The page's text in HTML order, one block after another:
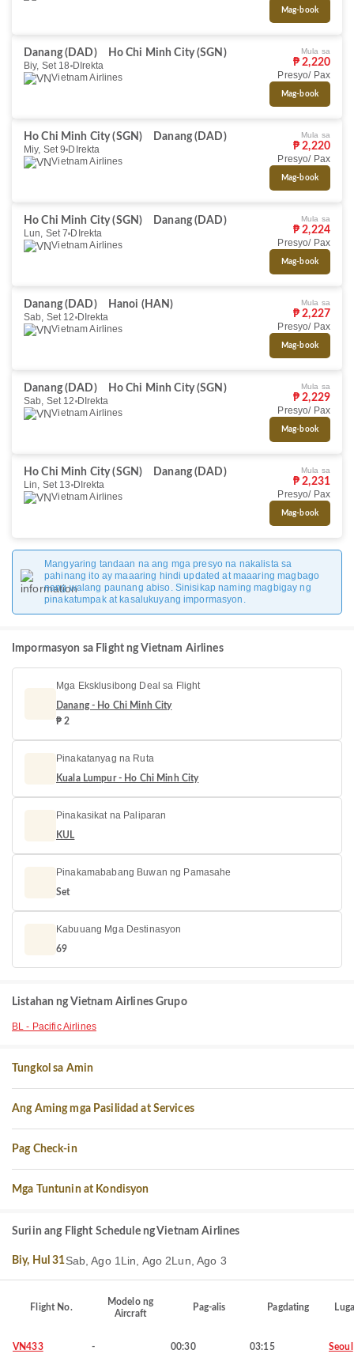
Mag-book
Danang (DAD)
Ho Chi Minh City (SGN)
Biy, Set 18 DIrekta
Vietnam Airlines
Mula sa
₱ 2,220
Presyo/ Pax
Mag-book
Ho Chi Minh City (SGN)
Danang (DAD)
Miy, Set 9 DIrekta
Vietnam Airlines
Mula sa
₱ 2,220
Presyo/ Pax
Mag-book
Ho Chi Minh City (SGN)
Danang (DAD)
Lun, Set 7 DIrekta
Vietnam Airlines
Mula sa
₱ 2,224
Presyo/ Pax
Mag-book
Danang (DAD)
Hanoi (HAN)
Sab, Set 12 DIrekta
Vietnam Airlines
Mula sa
₱ 2,227
Presyo/ Pax
Mag-book
Danang (DAD)
Ho Chi Minh City (SGN)
Sab, Set 12 DIrekta
Vietnam Airlines
Mula sa
₱ 2,229
Presyo/ Pax
Mag-book
Ho Chi Minh City (SGN)
Danang (DAD)
Lin, Set 13 DIrekta
Vietnam Airlines
Mula sa
₱ 2,231
Presyo/ Pax
Mag-book
Mangyaring tandaan na ang mga presyo na nakalista sa
pahinang ito ay maaaring hindi updated at maaaring magbago
nang walang paunang abiso. Sinisikap naming magbigay ng
pinakatumpak at kasalukuyang impormasyon.
Impormasyon sa Flight ng Vietnam Airlines
Mga Eksklusibong Deal sa Flight
Danang - Ho Chi Minh City
₱ 2
Pinakatanyag na Ruta
Kuala Lumpur - Ho Chi Minh City
Pinakasikat na Paliparan
KUL
Pinakamababang Buwan ng Pamasahe
Set
Kabuuang Mga Destinasyon
69
Listahan ng Vietnam Airlines Grupo
BL - Pacific Airlines
Tungkol sa Amin
Ang Aming mga Pasilidad at Services
Pag Check-in
Mga Tuntunin at Kondisyon
Suriin ang Flight Schedule ng Vietnam Airlines
Biy, Hul 31Sab, Ago 1 Lin, Ago 2Lun, Ago 3
Flight No.
Modelo ng
Aircraft
Pag-alis Pagdating
VN433 - 00:30 03:15 Seoul